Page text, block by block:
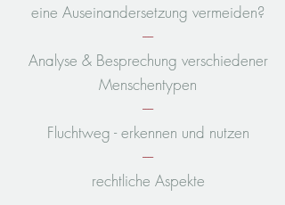
eine Auseinandersetzung vermeiden?
----
Analyse & Besprechung verschiedener
Menschentypen
----
Fluchtweg - erkennen und nutzen
----
rechtliche Aspekte